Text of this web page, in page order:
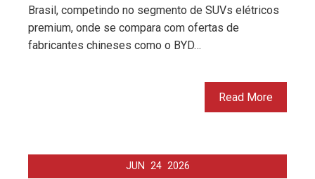
Brasil, competindo no segmento de SUVs elétricos
premium, onde se compara com ofertas de
fabricantes chineses como o BYD…
Read More
JUN 24 2026